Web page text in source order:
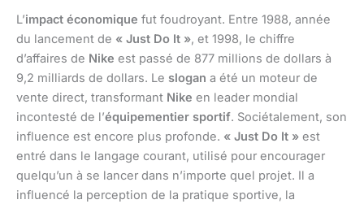
L’impact économique fut foudroyant. Entre 1988, année
du lancement de « Just Do It », et 1998, le chiffre
d’affaires de Nike est passé de 877 millions de dollars à
9,2 milliards de dollars. Le slogan a été un moteur de
vente direct, transformant Nike en leader mondial
incontesté de l’équipementier sportif. Sociétalement, son
influence est encore plus profonde. « Just Do It » est
entré dans le langage courant, utilisé pour encourager
quelqu’un à se lancer dans n’importe quel projet. Il a
influencé la perception de la pratique sportive, la